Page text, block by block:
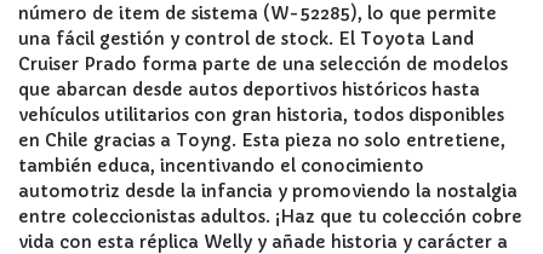
número de item de sistema (W-52285), lo que permite
una fácil gestión y control de stock. El Toyota Land
Cruiser Prado forma parte de una selección de modelos
que abarcan desde autos deportivos históricos hasta
vehículos utilitarios con gran historia, todos disponibles
en Chile gracias a Toyng. Esta pieza no solo entretiene,
también educa, incentivando el conocimiento
automotriz desde la infancia y promoviendo la nostalgia
entre coleccionistas adultos. ¡Haz que tu colección cobre
vida con esta réplica Welly y añade historia y carácter a